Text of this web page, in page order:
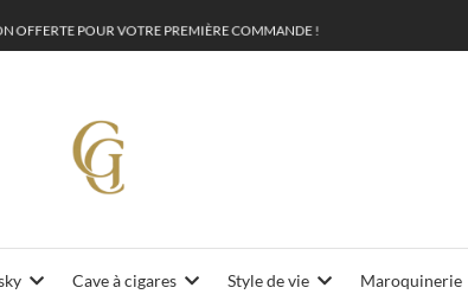
OFFERTEPOUR VOTRE PREMIÈRECOMMANDE
Cave à cigares Style de vie Maroquinerie